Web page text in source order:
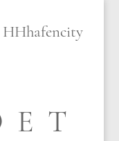
HHhafencity